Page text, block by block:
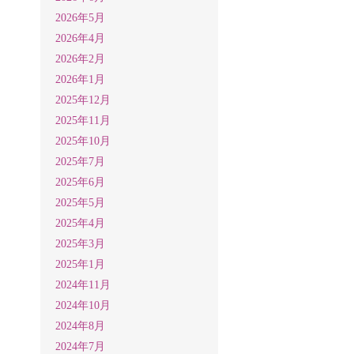
2026年5月
2026年4月
2026年2月
2026年1月
2025年12月
2025年11月
2025年10月
2025年7月
2025年6月
2025年5月
2025年4月
2025年3月
2025年1月
2024年11月
2024年10月
2024年8月
2024年7月